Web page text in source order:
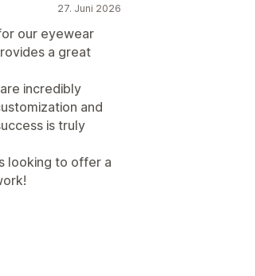
27. Juni 2026
our eyewear
a great
incredibly
and
is truly
looking to offer a